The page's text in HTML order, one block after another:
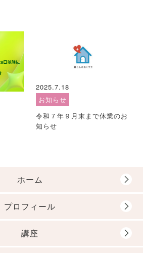
2025.7.18
お知らせ
令和７年９月末まで休業のお
知らせ
ホーム
プロフィール
講座